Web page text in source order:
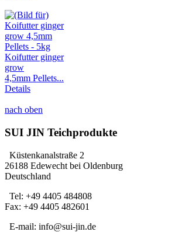
Koifutter ginger
grow
4,5mm Pellets...
Details
nach oben
SUI JIN Teichprodukte
Küstenkanalstraße 2
26188 Edewecht bei Oldenburg
Deutschland
Tel: +49 4405 484808
Fax: +49 4405 482601
E-mail: info@sui-jin.de